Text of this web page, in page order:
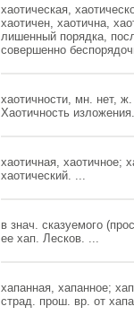
хаотическая,
хаотичен, хаотична,
лишенный порядка,
совершенно
хаотичности, мн. нет,
Хаотичность
хаотичная, хаотичное;
хаотический. ...
в знач. сказуемого
ее хап. Лесков. ...
хапанная, хапанное;
страд. прош. вр. от